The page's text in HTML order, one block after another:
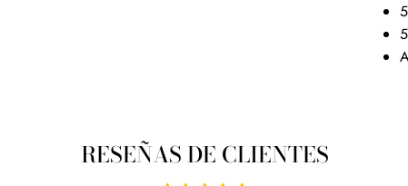
RESEÑAS DE CLIENTES